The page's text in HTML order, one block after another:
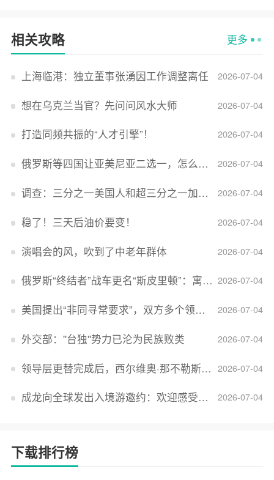
相关攻略 更多
2026-07-04
上海临港：独立董事张湧因工作调整离任
2026-07-04
想在乌克兰当官？先问问风水大师
2026-07-04
打造同频共振的“人才引擎”！
2026-07-04
俄罗斯等四国让亚美尼亚二选一，怎么回事？
2026-07-04
调查：三分之一美国人和超三分之一加拿大人感到经济压力
2026-07-04
稳了！三天后油价要变！
2026-07-04
演唱会的风，吹到了中老年群体
2026-07-04
俄罗斯“终结者”战车更名“斯皮里顿”：寓意强大可靠，彰显俄精神力量
2026-07-04
美国提出“非同寻常要求”，双方多个领域分歧依旧，印美贸易谈判进入“关键阶段”
2026-07-04
外交部：''台独''势力已沦为民族败类
2026-07-04
领导层更替完成后，西尔维奥·那不勒斯出任Lucid首席执行官
2026-07-04
成龙向全球发出入境游邀约：欢迎感受无滤镜的真实中国
下载排行榜